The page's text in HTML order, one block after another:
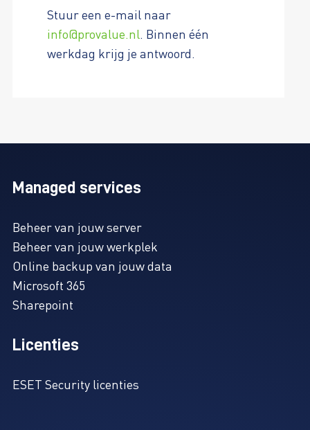
Stuur een e-mail naar
info@provalue.nl. Binnen één
werkdag krijg je antwoord.
Managed services
Beheer van jouw server
Beheer van jouw werkplek
Online backup van jouw data
Microsoft 365
Sharepoint
Licenties
ESET Security licenties